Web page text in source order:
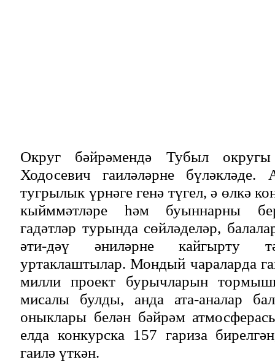
Округ бәйрәмендә Тубыл
Ходосевич гаиләләрне
тугрылык үрнәге генә түгел, ә өлкә
кыйммәтләре һәм буыннарны
гадәтләр турында сөйләделәр,
әти-дәү әниләрне кайгырту
уртаклаштылар. Мондый чараларда
милли проект бурычларын
мисалы булды, анда ата-аналар
оныклары белән бәйрәм
елда конкурска 157 гариза
гаилә үткән.